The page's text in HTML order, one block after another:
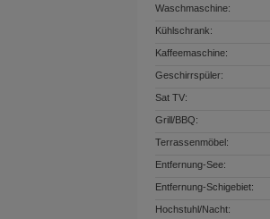
Waschmaschine:
Kühlschrank:
Kaffeemaschine:
Geschirrspüler:
Sat TV:
Grill/BBQ:
Terrassenmöbel:
Entfernung-See:
Entfernung-Schigebiet:
Hochstuhl/Nacht: